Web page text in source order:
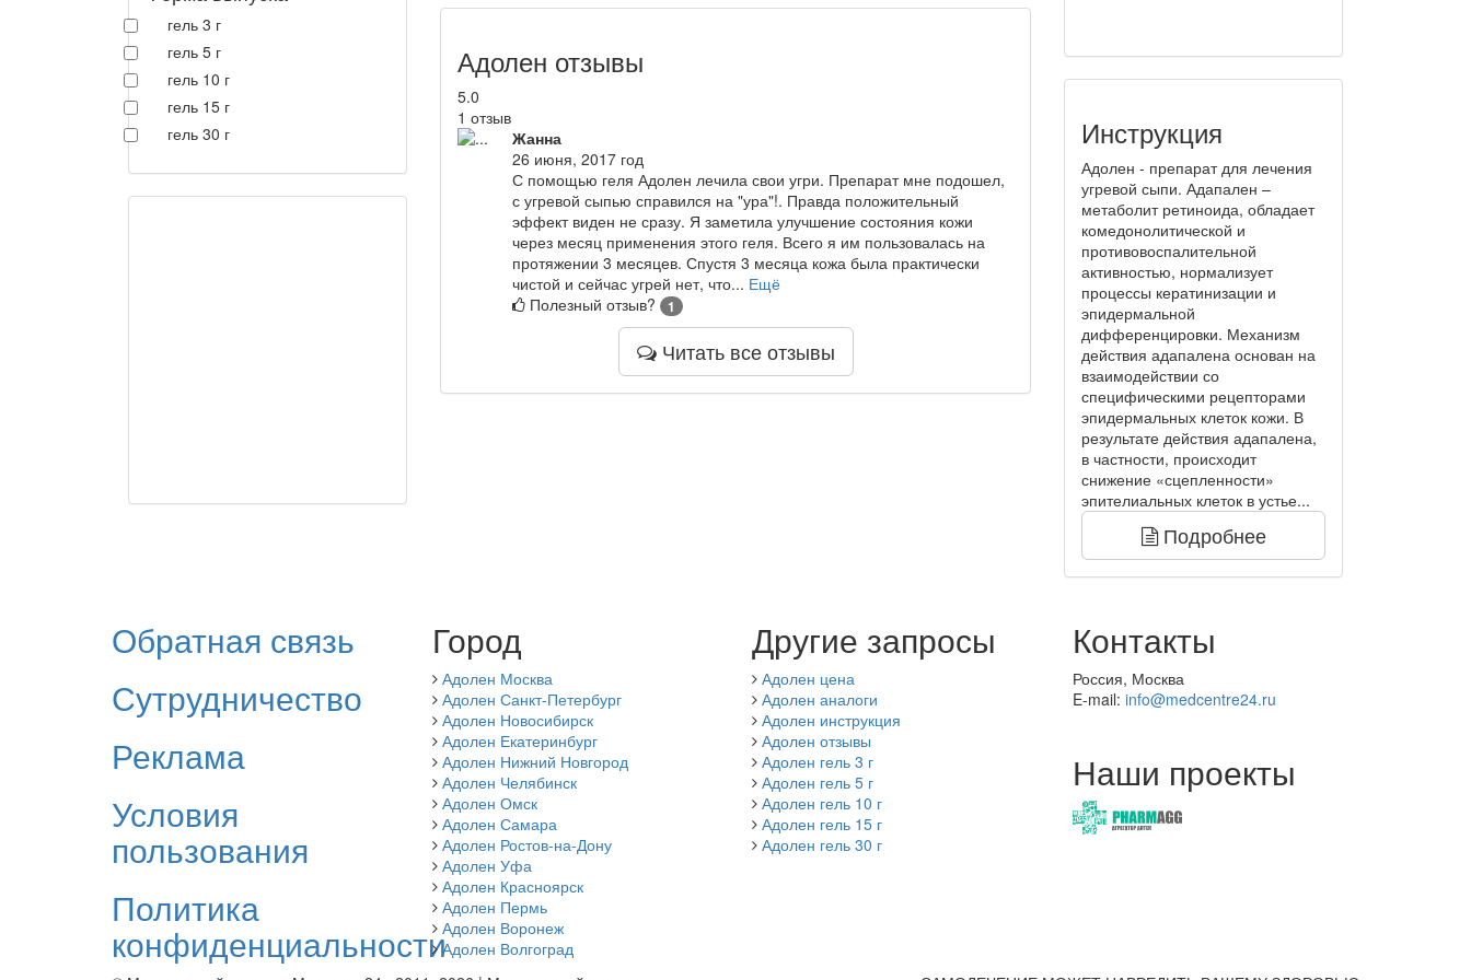
гель 3 г
гель 5 г
гель 10 г
гель 15 г
гель 30 г
Адолен отзывы
5.0
1 отзыв
Жанна
26 июня, 2017 год
С помощью геля Адолен лечила свои угри. Препарат мне подошел,
с угревой сыпью справился на "ура"!. Правда положительный
эффект виден не сразу. Я заметила улучшение состояния кожи
через месяц применения этого геля. Всего я им пользовалась на
протяжении 3 месяцев. Спустя 3 месяца кожа была практически
чистой и сейчас угрей нет, что... Ещё
Полезный отзыв?
1
Читать все отзывы
Инструкция
Адолен - препарат для лечения
угревой сыпи. Адапален –
метаболит ретиноида, обладает
комедонолитической и
противовоспалительной
активностью, нормализует
процессы кератинизации и
эпидермальной
дифференцировки. Механизм
действия адапалена основан на
взаимодействии со
специфическими рецепторами
эпидермальных клеток кожи. В
результате действия адапалена,
в частности, происходит
снижение «сцепленности»
эпителиальных клеток в устье...
Подробнее
Обратная связь
Сутрудничество
Реклама
Условия
пользования
Политика
конфиденциальности
Город
Адолен Москва
Адолен Санкт-Петербург
Адолен Новосибирск
Адолен Екатеринбург
Адолен Нижний Новгород
Адолен Челябинск
Адолен Омск
Адолен Самара
Адолен Ростов-на-Дону
Адолен Уфа
Адолен Красноярск
Адолен Пермь
Адолен Воронеж
Адолен Волгоград
Другие запросы
Адолен цена
Адолен аналоги
Адолен инструкция
Адолен отзывы
Адолен гель 3 г
Адолен гель 5 г
Адолен гель 10 г
Адолен гель 15 г
Адолен гель 30 г
Контакты
Россия, Москва
E-mail: info@medcentre24.ru
Наши проекты